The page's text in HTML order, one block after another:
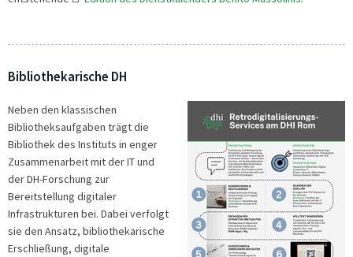
Bibliothekarische DH
Neben den klassischen
Bibliotheksaufgaben trägt die
Bibliothek des Instituts in enger
Zusammenarbeit mit der IT und
der DH-Forschung zur
Bereitstellung digitaler
Infrastrukturen bei. Dabei verfolgt
sie den Ansatz, bibliothekarische
Erschließung, digitale